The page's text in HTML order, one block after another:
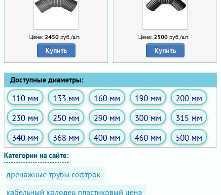
Цена: 2450 руб./шт.
Купить
Цена: 2500 руб./шт.
Купить
Доступные диаметры:
110 мм 133 мм 160 мм 190 мм
200 мм
230 мм
250 мм 290 мм 300 мм
315 мм
340 мм
368 мм 400 мм 460 мм 500 мм
Категории на сайте:
дренажные трубы софтрок
кабельный колодец пластиковый цена